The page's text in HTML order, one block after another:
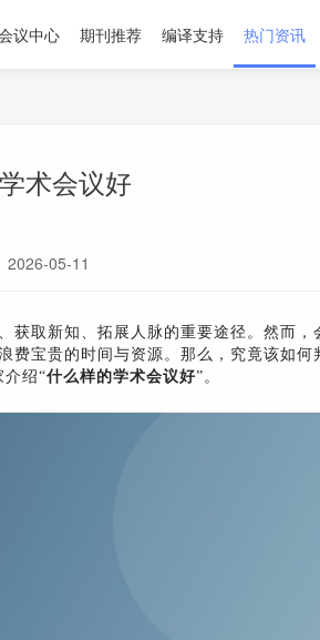
议中心 期刊推荐 编译支持 热门资讯
术会议好
2026-05-11
获取新知、拓展人脉的重要途径。然而，
费宝贵的时间与资源。那么，究竟该如何
介绍“什么样的学术会议好”。